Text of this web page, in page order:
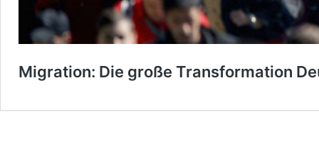
Migration: Die große Transformation